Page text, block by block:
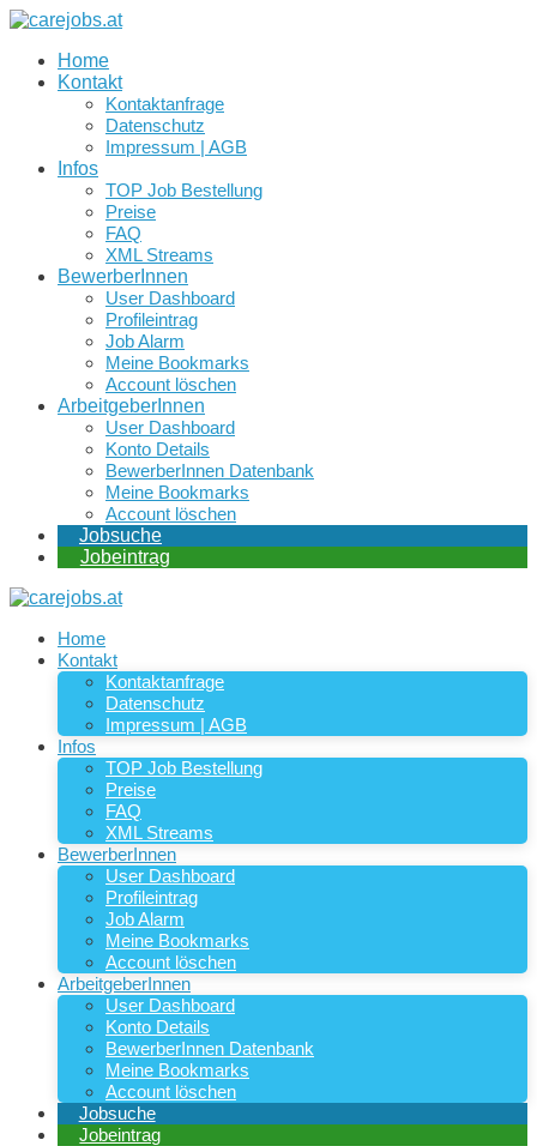
Home
Kontakt
Kontaktanfrage
Datenschutz
Impressum | AGB
Infos
TOP Job Bestellung
Preise
FAQ
XML Streams
BewerberInnen
User Dashboard
Profileintrag
Job Alarm
Meine Bookmarks
Account löschen
ArbeitgeberInnen
User Dashboard
Konto Details
BewerberInnen Datenbank
Meine Bookmarks
Account löschen
Jobsuche
Jobeintrag
Home
Kontakt
Kontaktanfrage
Datenschutz
Impressum | AGB
Infos
TOP Job Bestellung
Preise
FAQ
XML Streams
BewerberInnen
User Dashboard
Profileintrag
Job Alarm
Meine Bookmarks
Account löschen
ArbeitgeberInnen
User Dashboard
Konto Details
BewerberInnen Datenbank
Meine Bookmarks
Account löschen
Jobsuche
Jobeintrag